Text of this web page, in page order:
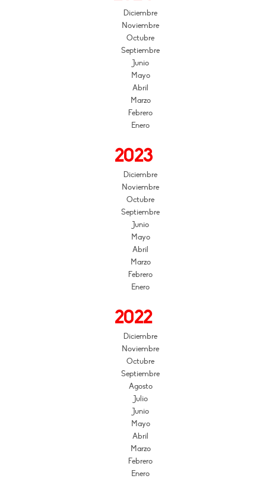
Diciembre
Noviembre
Octubre
Septiembre
Junio
Mayo
Abril
Marzo
Febrero
Enero
2023
Diciembre
Noviembre
Octubre
Septiembre
Junio
Mayo
Abril
Marzo
Febrero
Enero
2022
Diciembre
Noviembre
Octubre
Septiembre
Agosto
Julio
Junio
Mayo
Abril
Marzo
Febrero
Enero